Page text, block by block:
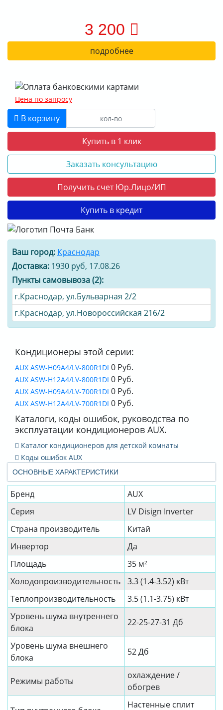
3 200
подробнее
ОСНОВНЫЕ ХАРАКТЕРИСТИКИ
Бренд
AUX
Серия
LV Disign Inverter
Страна производитель
Китай
Инвертор
Да
Площадь
35 м²
Холодопроизводительность
3.3 (1.4-3.52) кВт
Теплопроизводительность
3.5 (1.1-3.75) кВт
Уровень шума внутреннего
блока
22-25-27-31 Дб
Уровень шума внешнего
блока
52 Дб
Режимы работы
охлаждение /
обогрев
Настенные сплит
Цена по запросу
В корзину
Купить в 1 клик
Заказать консультацию
Получить счет Юр.Лицо/ИП
Купить в кредит
Ваш город: Краснодар
Доставка: 1930 руб, 17.08.26
Пункты самовывоза (2):
г.Краснодар, ул.Бульварная 2/2
г.Краснодар, ул.Новороссийская 216/2
Кондиционеры этой серии:
AUX ASW-H09A4/LV-800R1DI 0 Руб.
AUX ASW-H12A4/LV-800R1DI 0 Руб.
AUX ASW-H09A4/LV-700R1DI 0 Руб.
AUX ASW-H12A4/LV-700R1DI 0 Руб.
Каталоги, коды ошибок, руководства по
эксплуатации кондиционеров AUX.
Каталог кондиционеров для детской комнаты
Коды ошибок AUX